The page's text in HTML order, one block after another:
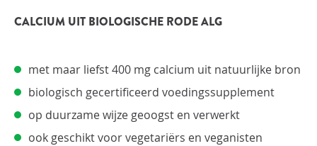
CALCIUM UIT BIOLOGISCHE RODE ALG
met maar liefst 400 mg calcium uit natuurlijke bron
biologisch gecertificeerd voedingssupplement
op duurzame wijze geoogst en verwerkt
ook geschikt voor vegetariërs en veganisten